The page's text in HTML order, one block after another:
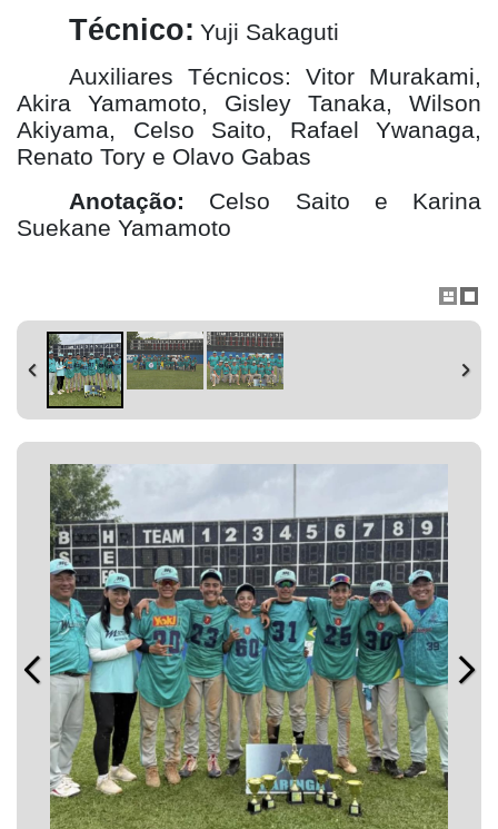
Técnico: Yuji Sakaguti
Auxiliares Técnicos: Vitor Murakami,
Akira Yamamoto, Gisley Tanaka, Wilson
Akiyama, Celso Saito, Rafael Ywanaga,
Renato Tory e Olavo Gabas
Anotação: Celso Saito e Karina
Suekane Yamamoto